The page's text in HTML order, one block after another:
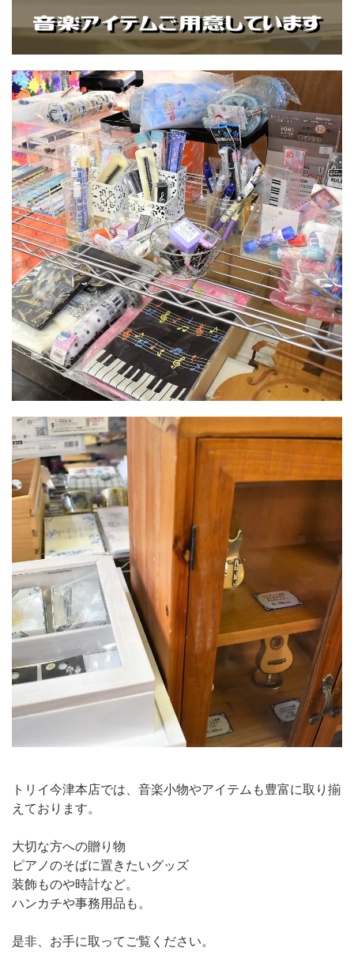
トリイ今津本店では、音楽小物やアイテムも豊富に取り揃
えております。
大切な方への贈り物
ピアノのそばに置きたいグッズ
装飾ものや時計など。
ハンカチや事務用品も。
是非、お手に取ってご覧ください。